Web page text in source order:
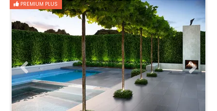
PREMIUM PLUS